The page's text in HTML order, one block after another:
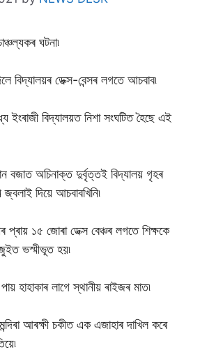
ঘটনা৷
বিদ্যালয়ৰ ডেক্স-বেন্সৰ লগতে আচবাব৷
ইংৰাজী বিদ্যালয়ত নিশা সংঘটিত হৈছে এই
বজাত অচিনাক্ত দুৰ্বৃত্তই বিদ্যালয় গৃহৰ
দিয়ে আচবাবখিনি৷
১৫ জোৰা ডেক্স বেঞ্চৰ লগতে শিক্ষকে
ভস্মীভূত হয়৷
হাহাকাৰ লাগে স্থানীয় ৰাইজৰ মাত৷
আৰক্ষী চকীত এক এজাহাৰ দাখিল কৰে